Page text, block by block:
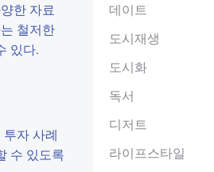
한 자료
철저한
있다.
자 사례
수 있도록
데이트
도시재생
도시화
독서
디저트
라이프스타일